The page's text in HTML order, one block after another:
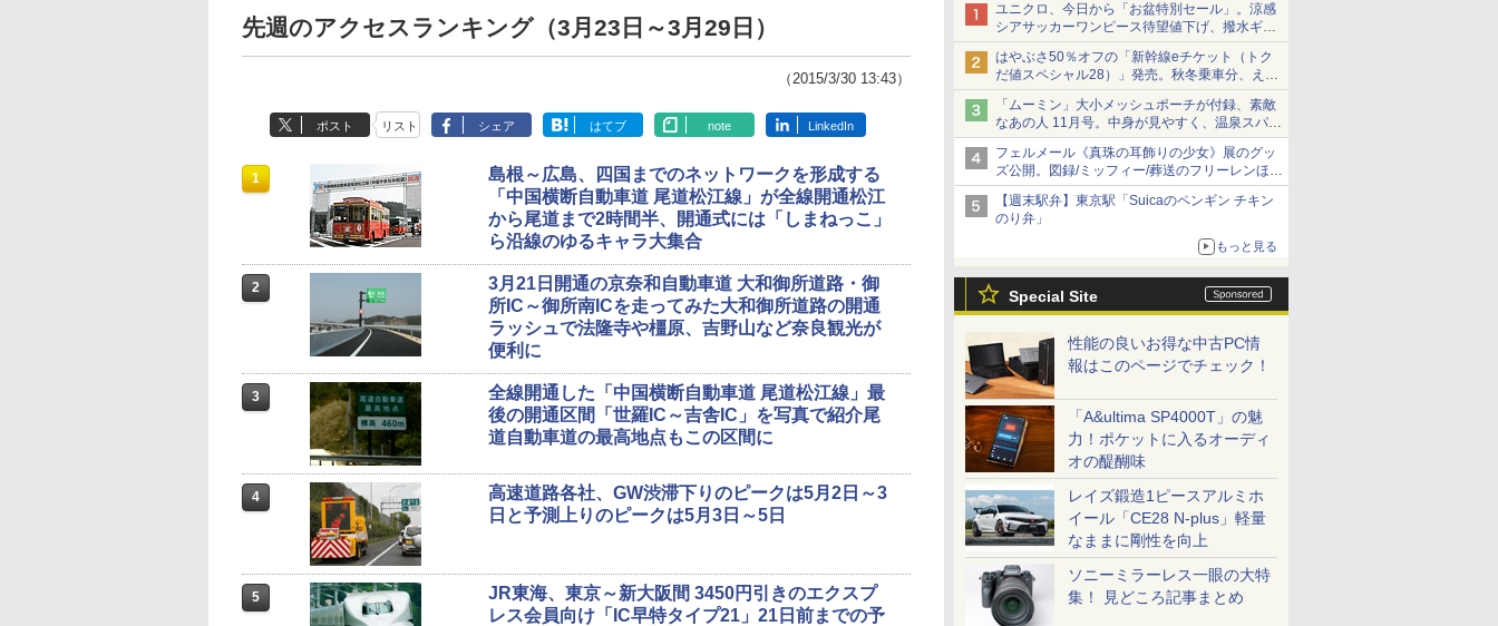
ユニクロ、今日から「お盆特別セール」。涼感
シアサッカーワンピース待望値下げ、撥水ギア
ショーツは1990円に
はやぶさ50％オフの「新幹線eチケット（トク
だ値スペシャル28）」発売。秋冬乗車分、えき
ねっと限定
「ムーミン」大小メッシュポーチが付録、素敵
なあの人 11月号。中身が見やすく、温泉スパに
も使える
フェルメール《真珠の耳飾りの少女》展のグッ
ズ公開。図録/ミッフィー/葬送のフリーレンほ
か、注目ブランドコラボが実現
【週末駅弁】東京駅「Suicaのペンギン チキン
のり弁」
もっと見る
Special Site
性能の良いお得な中古PC情
報はこのページでチェック！
「A&ultima SP4000T」の魅
力！ポケットに入るオーディ
オの醍醐味
レイズ鍛造1ピースアルミホ
イール「CE28 N-plus」軽量
なままに剛性を向上
ソニーミラーレス一眼の大特
集！ 見どころ記事まとめ
先週のアクセスランキング（3月23日～3月29日）
（2015/3/30 13:43）
ポスト リスト シェア はてブ note LinkedIn
1
島根～広島、四国までのネットワークを形成する
「中国横断自動車道 尾道松江線」が全線開通松江
から尾道まで2時間半、開通式には「しまねっこ」
ら沿線のゆるキャラ大集合
2
3月21日開通の京奈和自動車道 大和御所道路・御
所IC～御所南ICを走ってみた大和御所道路の開通
ラッシュで法隆寺や橿原、吉野山など奈良観光が
便利に
3
全線開通した「中国横断自動車道 尾道松江線」最
後の開通区間「世羅IC～吉舎IC」を写真で紹介尾
道自動車道の最高地点もこの区間に
4
高速道路各社、GW渋滞下りのピークは5月2日～3
日と予測上りのピークは5月3日～5日
5
JR東海、東京～新大阪間 3450円引きのエクスプ
レス会員向け「IC早特タイプ21」21日前までの予